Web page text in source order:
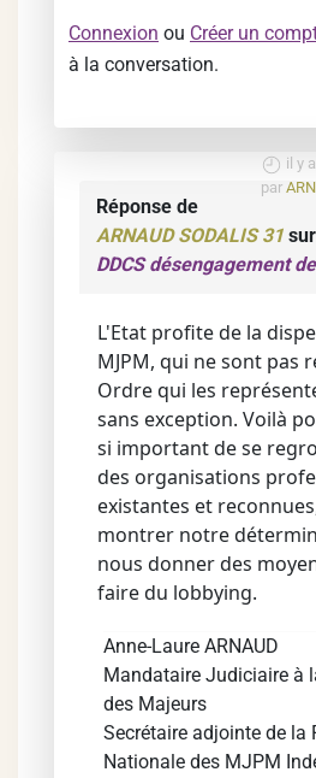
Connexion ou Créer un
à la conversation.
il y
par
Réponse de
ARNAUD SODALIS 31
DDCS désengagement
L'Etat profite de la
MJPM, qui ne sont pas
Ordre qui les
sans exception. Voilà
si important de se
des organisations
existantes et
montrer notre
nous donner des
faire du lobbying.
Anne-Laure ARNAUD
Mandataire Judiciaire à
des Majeurs
Secrétaire adjointe de la
Nationale des MJPM